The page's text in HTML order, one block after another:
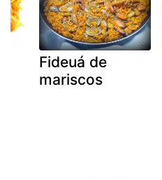
Fideuá de
mariscos